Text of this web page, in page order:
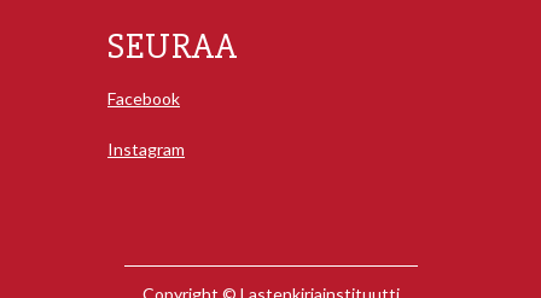
SEURAA
Facebook
Instagram
Copyright © Lastenkirjainstituutti